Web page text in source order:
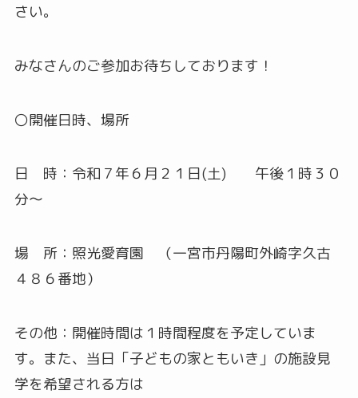
さい。
みなさんのご参加お待ちしております！
〇開催日時、場所
日 時：令和７年６月２１日(土) 午後１時３０
分～
場 所：照光愛育園 （一宮市丹陽町外崎字久古
４８６番地）
その他：開催時間は１時間程度を予定していま
す。また、当日「子どもの家ともいき」の施設見
学を希望される方は